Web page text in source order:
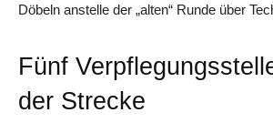
Döbeln anstelle der „alten“ Runde über
Fünf
der Strecke